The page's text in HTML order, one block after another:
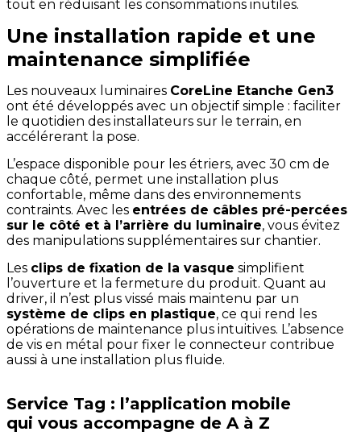
tout en réduisant les consommations inutiles.
Une installation rapide et une
maintenance simplifiée
Les nouveaux luminaires CoreLine Etanche Gen3
ont été développés avec un objectif simple : faciliter
le quotidien des installateurs sur le terrain, en
accélérerant la pose.
L’espace disponible pour les étriers, avec 30 cm de
chaque côté, permet une installation plus
confortable, même dans des environnements
contraints. Avec les entrées de câbles pré-percées
sur le côté et à l’arrière du luminaire, vous évitez
des manipulations supplémentaires sur chantier.
Les clips de fixation de la vasque simplifient
l’ouverture et la fermeture du produit. Quant au
driver, il n’est plus vissé mais maintenu par un
système de clips en plastique, ce qui rend les
opérations de maintenance plus intuitives. L’absence
de vis en métal pour fixer le connecteur contribue
aussi à une installation plus fluide.
Service Tag : l’application mobile
qui vous accompagne de A à Z